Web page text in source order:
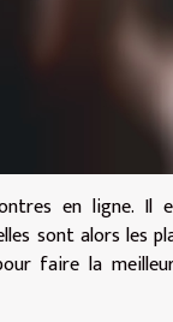
en ligne. Il
sont alors les
faire la